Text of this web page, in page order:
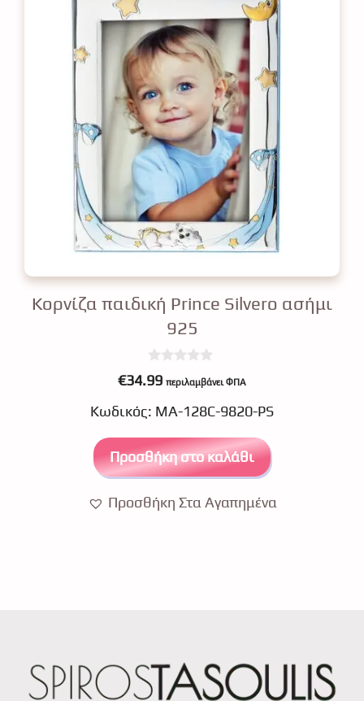
Κορνίζα παιδική Prince Silvero ασήμι
925
0
o
t
5
€34.99 περιλαμβάνει ΦΠΑ
Κωδικός: ΜΑ-128C-9820-PS
Προσθήκη στο καλάθι
Προσθήκη Στα Αγαπημένα